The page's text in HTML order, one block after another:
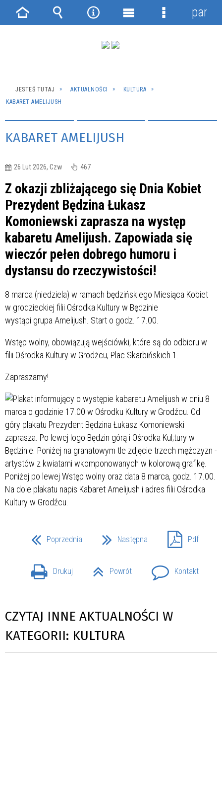
JESTEŚ TUTAJ AKTUALNOŚCI
KULTURA
KABARET AMELIJUSH
KABARET AMELIJUSH
26 Lut 2026, Czw 467
Z okazji zbliżającego się Dnia Kobiet
Prezydent Będzina Łukasz
Komoniewski zaprasza na występ
kabaretu Amelijush. Zapowiada się
wieczór pełen dobrego humoru i
dystansu do rzeczywistości!
8 marca (niedziela) w ramach będzińskiego Miesiąca Kobiet
w grodzieckiej filii Ośrodka Kultury w Będzinie
wystąpi grupa Amelijush. Start o godz. 17.00.
Wstęp wolny, obowiązują wejściówki, które są do odbioru w
filii Ośrodka Kultury w Grodżcu, Plac Skarbińskich 1.
Zapraszamy!
Poprzednia Następna Pdf
Drukuj Powrót Kontakt
CZYTAJ INNE AKTUALNOŚCI W
KATEGORII: KULTURA
Strona Wyszukiwarka
NarzędziaMenu
Menu
panel